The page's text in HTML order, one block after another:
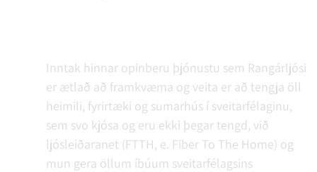
Inntak hinnar opinberu þjónustu sem Rangárljósi
er ætlað að framkvæma og veita er að tengja öll
heimili, fyrirtæki og sumarhús í sveitarfélaginu,
sem svo kjósa og eru ekki þegar tengd, við
ljósleiðaranet (FTTH, e. Fiber To The Home) og
mun gera öllum íbúum sveitarfélagsins